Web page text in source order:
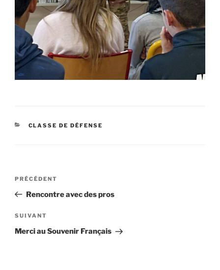
CATÉGORIES
CLASSE DE DÉFENSE
Navigation
l’article
Article
précédent
PRÉCÉDENT
Rencontre avec des pros
Article
suivant
SUIVANT
Merci au Souvenir Français